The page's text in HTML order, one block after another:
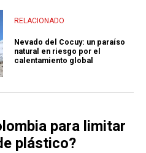
RELACIONADO
Nevado del Cocuy: un paraíso
natural en riesgo por el
calentamiento global
para limitar
plástico?